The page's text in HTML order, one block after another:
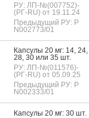
РУ: ЛП-№(007752)-
(РГ-RU) от 19.11.24
Предыдущий РУ: Р
N002773/01
Кап­су­лы 20 мг: 14, 24,
28, 30 или 35 шт.
РУ: ЛП-№(011576)-
(РГ-RU) от 05.09.25
Предыдущий РУ: Р
N002333/01
Кап­су­лы 20 мг: 30 шт.